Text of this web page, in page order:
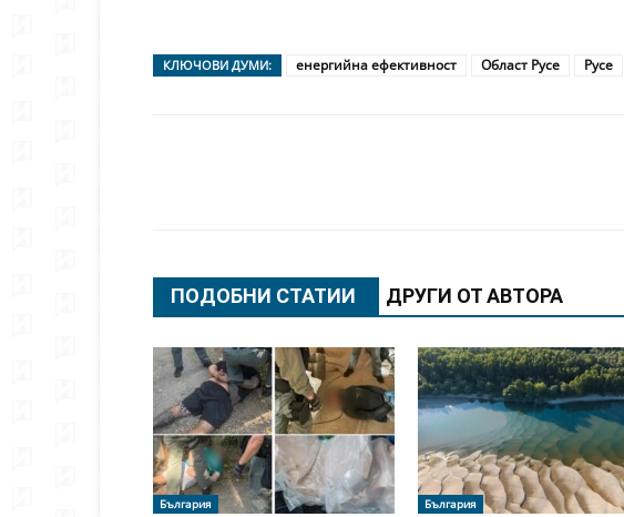
КЛЮЧОВИ ДУМИ: енергийна ефективност Област Русе Русе
ПОДОБНИ СТАТИИ ДРУГИ ОТ АВТОРА
България България